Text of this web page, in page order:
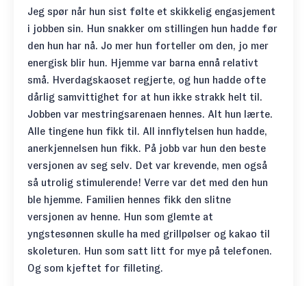
Jeg spør når hun sist følte et skikkelig engasjement
i jobben sin. Hun snakker om stillingen hun hadde før
den hun har nå. Jo mer hun forteller om den, jo mer
energisk blir hun. Hjemme var barna ennå relativt
små. Hverdagskaoset regjerte, og hun hadde ofte
dårlig samvittighet for at hun ikke strakk helt til.
Jobben var mestringsarenaen hennes. Alt hun lærte.
Alle tingene hun fikk til. All innflytelsen hun hadde,
anerkjennelsen hun fikk. På jobb var hun den beste
versjonen av seg selv. Det var krevende, men også
så utrolig stimulerende! Verre var det med den hun
ble hjemme. Familien hennes fikk den slitne
versjonen av henne. Hun som glemte at
yngstesønnen skulle ha med grillpølser og kakao til
skoleturen. Hun som satt litt for mye på telefonen.
Og som kjeftet for filleting.